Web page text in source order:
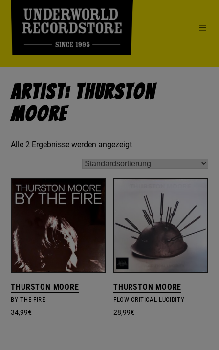
Artist: Thurston
Moore
Alle 2 Ergebnisse werden angezeigt
THURSTON MOORE
BY THE FIRE
34,99€
THURSTON MOORE
FLOW CRITICAL LUCIDITY
28,99€